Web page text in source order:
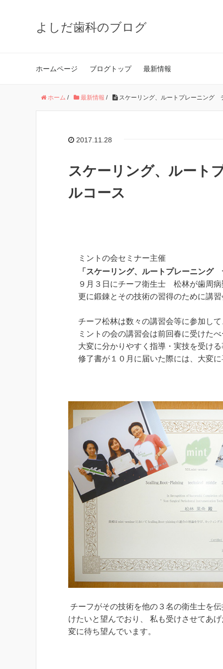
よしだ歯科のブログ
ホームページ ブログトップ 最新情報
ホーム / 最新情報 / スケーリング、ルートプレーニング
2017.11.28
スケーリング、ルー
ルコース
「スケーリング、ルートプレーニング
９月３日にチーフ衛生士　松林が歯周
更に鍛錬とその技術の習得のために講
チーフ松林は数々の講習会等に参加し
ミントの会の講習会は前回春に受けた
大変に分かりやすく指導・実技を受け
修了書が１０月に届いた際には、大変
チーフがその技術を他の３名の衛生士を
けたいと望んでおり、 私も受けさせてあ
変に待ち望んでいます。